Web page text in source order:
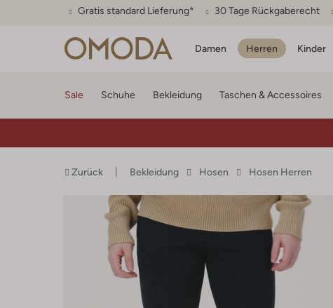
Gratis standard Lieferung* 30 Tage Rückgaberecht
Damen Herren Kinder
Sale Schuhe Bekleidung Taschen & Accessoires
Zurück Bekleidung Hosen Hosen Herren